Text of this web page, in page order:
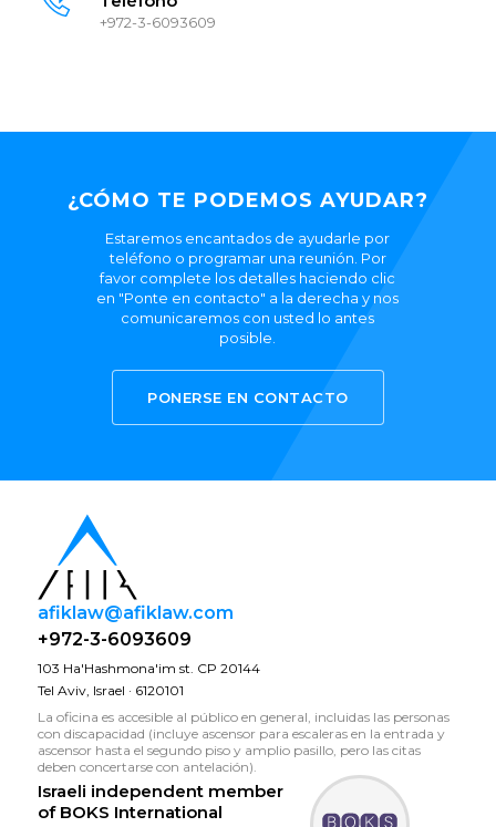
+972-3-6093609
¿CÓMO TE PODEMOS AYUDAR?
Estaremos encantados de ayudarle por
teléfono o programar una reunión. Por
favor complete los detalles haciendo clic
en "Ponte en contacto" a la derecha y nos
comunicaremos con usted lo antes
posible.
PONERSE EN CONTACTO
afiklaw@afiklaw.com
+972-3-6093609
103 Ha'Hashmona'im st. CP 20144
Tel Aviv, Israel · 6120101
La oficina es accesible al público en general, incluidas las personas
con discapacidad (incluye ascensor para escaleras en la entrada y
ascensor hasta el segundo piso y amplio pasillo, pero las citas
deben concertarse con antelación).
Israeli independent member
of BOKS International